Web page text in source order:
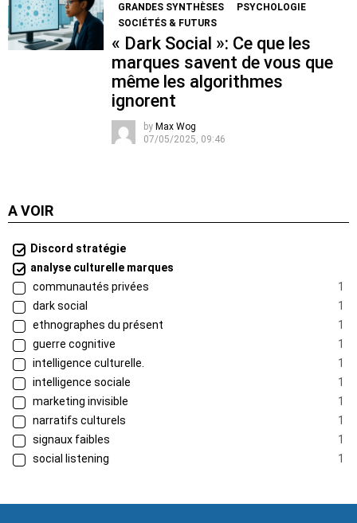
GRANDES SYNTHÈSES
PSYCHOLOGIE
SOCIÉTÉS & FUTURS
« Dark Social »: Ce que les
marques savent de vous que
même les algorithmes
ignorent
by Max Wog
07/05/2025, 09:46
A VOIR
Discord stratégie
analyse culturelle marques
communautés privées
1
dark social
1
ethnographes du présent
1
guerre cognitive
1
intelligence culturelle.
1
intelligence sociale
1
marketing invisible
1
narratifs culturels
1
signaux faibles
1
social listening
1